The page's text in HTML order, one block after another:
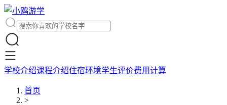
学校介绍课程介绍住宿环境学生评价费用计算
首页
>